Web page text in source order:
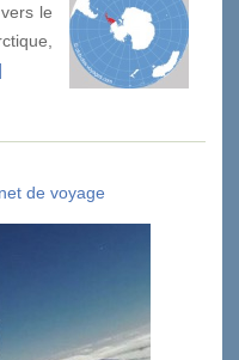
le
de voyage